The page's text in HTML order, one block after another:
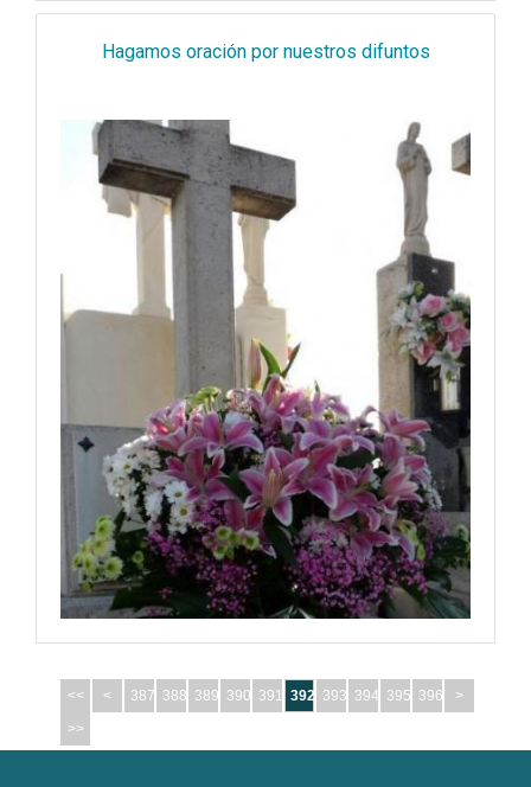
Hagamos oración por nuestros difuntos
<< < 387 388 389 390 391 392 393 394 395 396
>
>>